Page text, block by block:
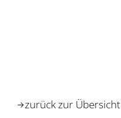
zurück zur Übersicht